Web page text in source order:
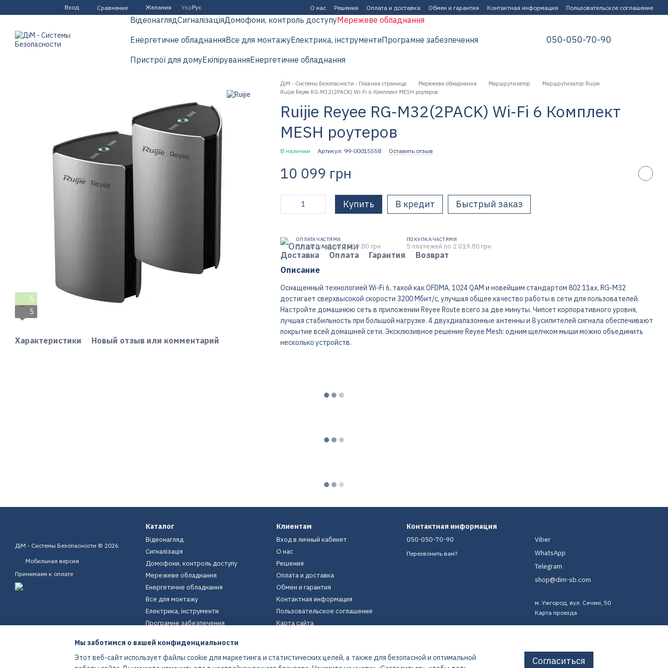
Перейти к основному контенту
Вход Сравнение Желания УкрРус О нас Решения Оплата и доставка Обмен и гарантия Контактная информация Пользовательское соглашение
ВідеонаглядСигналізаціяДомофони, контроль доступуМережеве обладнання
Енергетичне обладнанняВсе для монтажуЕлектрика, інструментиПрограмне забезпечення
Пристрої для домуЕкіпіруванняЕнергетичне обладнання
050-050-70-90
5
5
Характеристики Новый отзыв или комментарий
ДіМ - Системы Безопасности - Главная страница Мережеве обладнання Маршрутизатор
Маршрутизатор Ruijie
Ruijie Reyee RG-M32(2PACK) Wi-Fi 6 Комплект MESH роутеров
Ruijie Reyee RG-M32(2PACK) Wi-Fi 6 Комплект
MESH роутеров
В наличии Артикул: 99-00015558 Оставить отзыв
10 099 грн
Купить В кредит Быстрый заказ
ОПЛАТА ЧАСТЯМИ
5 платежей по 2 019.80 грн
ПОКУПКА ЧАСТЯМИ
5 платежей по 2 019.80 грн
Доставка Оплата Гарантия
Возврат
Описание
Оснащенный технологией Wi-Fi 6, такой как OFDMA, 1024 QAM и новейшим стандартом 802.11ax, RG-M32
достигает сверхвысокой скорости 3200 Мбит/с, улучшая общее качество работы в сети для пользователей.
Настройте домашнюю сеть в приложении Reyee Route всего за две минуты. Чипсет корпоративного уровня,
лучшая стабильность при большой нагрузке. 4 двухдиапазонные антенны и 8 усилителей сигнала обеспечивают
покрытие всей домашней сети. Эксклюзивное решение Reyee Mesh: одним щелчком мыши можно объединить
несколько устройств.
ДіМ - Системы Безопасности © 2026
Мобильная версия
Принимаем к оплате
Каталог
Відеонагляд
Сигналізація
Домофони, контроль доступу
Мережеве обладнання
Енергетичне обладнання
Все для монтажу
Електрика, інструменти
Програмне забезпечення
Екіпірування
Енергетичне обладнання
Клиентам
Вход в личный кабинет
О нас
Решения
Оплата и доставка
Обмен и гарантия
Контактная информация
Пользовательское соглашение
Карта сайта
Контактная информация
050-050-70-90
Перезвонить вам?
Viber
WhatsApp
Telegram
shop@dim-sb.com
м. Ужгород, вул. Сечені, 50
Карта проезда
Мы заботимся о вашей конфиденциальности
Этот веб-сайт использует файлы cookie для маркетинга и статистических целей, а также для безопасной и оптимальной
Согласиться